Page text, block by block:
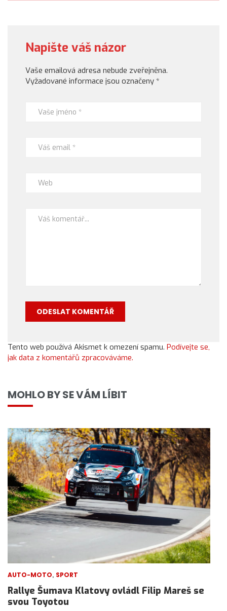
Napište váš názor
Vaše emailová adresa nebude zveřejněna.
Vyžadované informace jsou označeny *
Tento web používá Akismet k omezení spamu. Podívejte se,
jak data z komentářů zpracováváme.
MOHLO BY SE VÁM LÍBIT
AUTO-MOTO, SPORT
Rallye Šumava Klatovy ovládl Filip Mareš se
svou Toyotou